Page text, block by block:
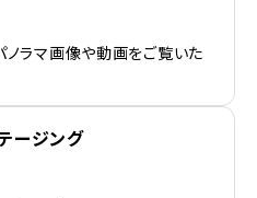
ラマ画像や動画をご覧いた
ージング